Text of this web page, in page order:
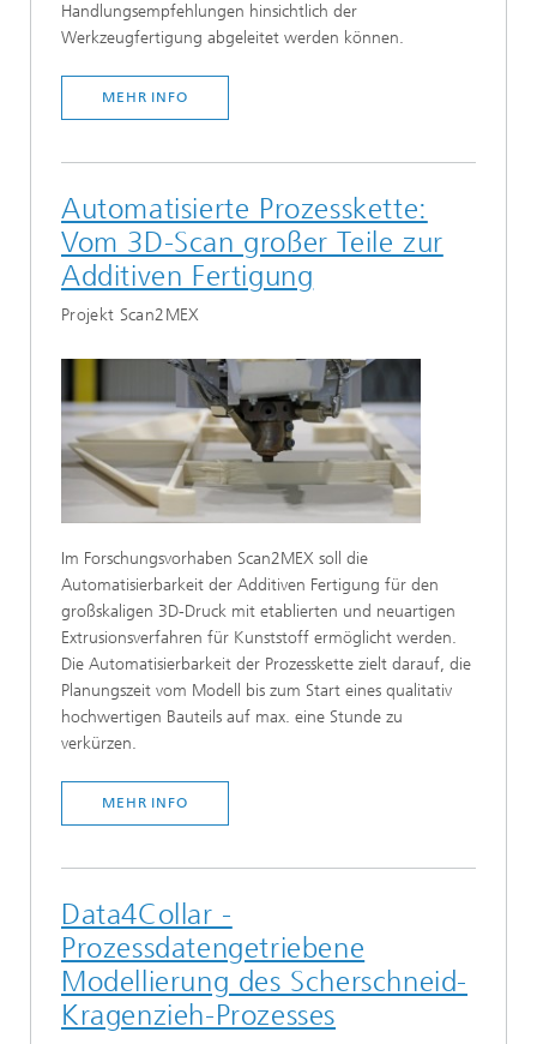
Handlungsempfehlungen hinsichtlich der
Werkzeugfertigung abgeleitet werden können.
MEHR INFO
Automatisierte Prozesskette:
Vom 3D-Scan großer Teile zur
Additiven Fertigung
Projekt Scan2MEX
Im Forschungsvorhaben Scan2MEX soll die
Automatisierbarkeit der Additiven Fertigung für den
großskaligen 3D-Druck mit etablierten und neuartigen
Extrusionsverfahren für Kunststoff ermöglicht werden.
Die Automatisierbarkeit der Prozesskette zielt darauf, die
Planungszeit vom Modell bis zum Start eines qualitativ
hochwertigen Bauteils auf max. eine Stunde zu
verkürzen.
MEHR INFO
Data4Collar -
Prozessdatengetriebene
Modellierung des Scherschneid-
Kragenzieh-Prozesses